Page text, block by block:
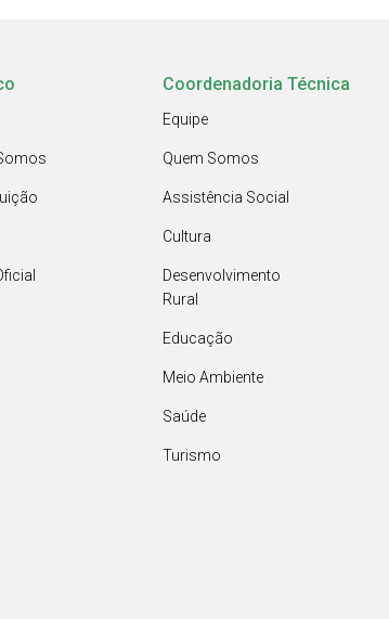
Coordenadoria Técnica
Equipe
Quem Somos
Assistência Social
Cultura
Desenvolvimento
Rural
Educação
Meio Ambiente
Saúde
Turismo